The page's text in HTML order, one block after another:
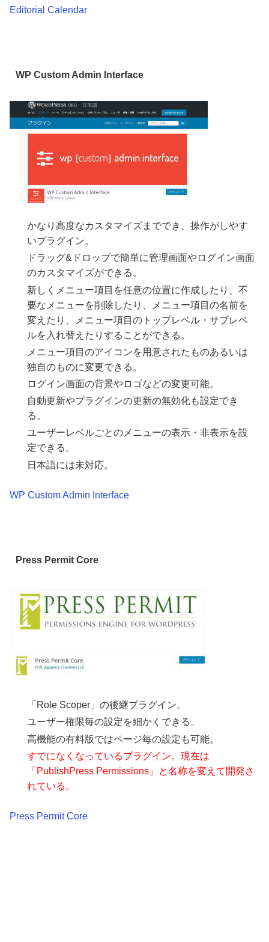
Editorial Calendar
WP Custom Admin Interface
かなり高度なカスタマイズまででき、操作がしやす
いプラグイン。
ドラッグ&ドロップで簡単に管理画面やログイン画面
のカスタマイズができる。
新しくメニュー項目を任意の位置に作成したり、不
要なメニューを削除したり、メニュー項目の名前を
変えたり、メニュー項目のトップレベル・サブレベ
ルを入れ替えたりすることができる。
メニュー項目のアイコンを用意されたものあるいは
独自のものに変更できる。
ログイン画面の背景やロゴなどの変更可能。
自動更新やプラグインの更新の無効化も設定でき
る。
ユーザーレベルごとのメニューの表示・非表示を設
定できる。
日本語には未対応。
WP Custom Admin Interface
Press Permit Core
「Role Scoper」の後継プラグイン。
ユーザー権限毎の設定を細かくできる。
高機能の有料版ではページ毎の設定も可能。
すでになくなっているプラグイン。現在は
「PublishPress Permissions」と名称を変えて開発さ
れている。
Press Permit Core